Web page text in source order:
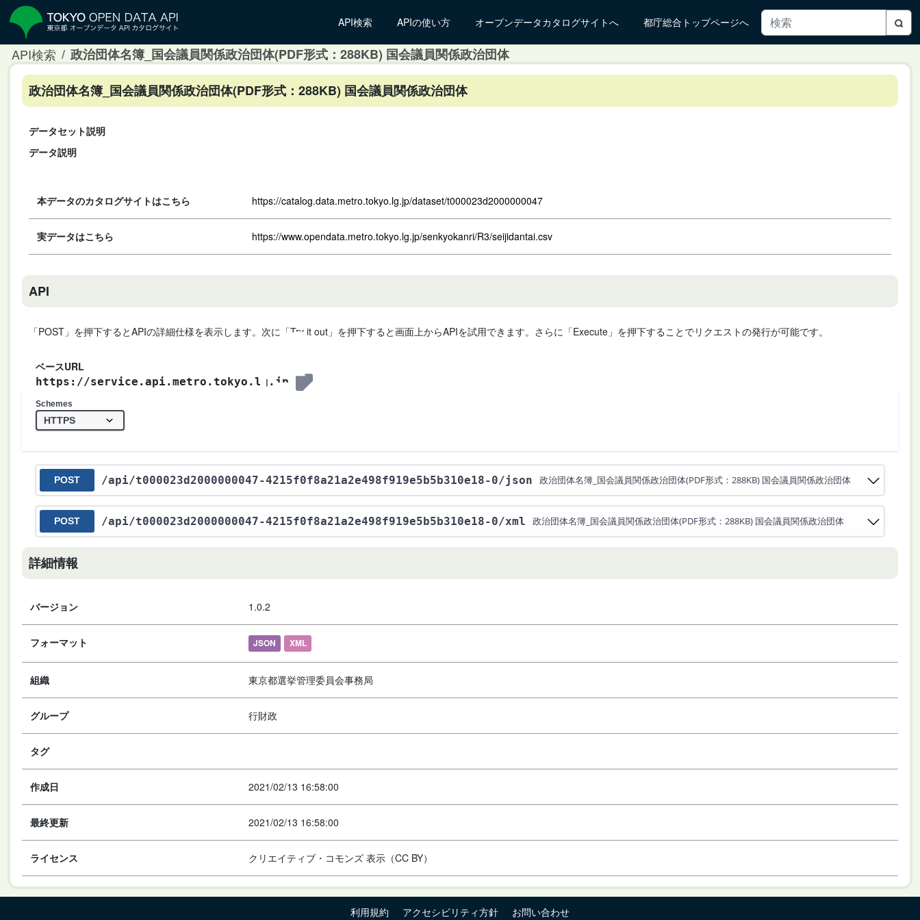
API検索 APIの使い方 オープンデータカタログサイトへ 都庁総合トップページへ
API検索 政治団体名簿_国会議員関係政治団体(PDF形式：288KB) 国会議員関係政治団体
政治団体名簿_国会議員関係政治団体(PDF形式：288KB) 国会議員関係政治団体
データセット説明
データ説明
本データのカタログサイトはこちら https://catalog.data.metro.tokyo.lg.jp/dataset/t000023d2000000047
実データはこちら https://www.opendata.metro.tokyo.lg.jp/senkyokanri/R3/seijidantai.csv
API
「POST」を押下するとAPIの詳細仕様を表示します。次に「Try it out」を押下すると画面上からAPIを試用できます。さらに「Execute」を押下することでリクエストの発行が可能です。
ベースURL
https://service.api.metro.tokyo.lg.jp
Schemes
POST /api/t000023d2000000047-4215f0f8a21a2e498f919e5b5b310e18-0/json 政治団体名簿_国会議員関係政治団体(PDF形式：288KB) 国会議員関係政治団体
POST /api/t000023d2000000047-4215f0f8a21a2e498f919e5b5b310e18-0/xml 政治団体名簿_国会議員関係政治団体(PDF形式：288KB) 国会議員関係政治団体
詳細情報
バージョン 1.0.2
フォーマット JSON XML
組織 東京都選挙管理委員会事務局
グループ 行財政
タグ
作成日 2021/02/13 16:58:00
最終更新 2021/02/13 16:58:00
ライセンス クリエイティブ・コモンズ 表示（CC BY）
利用規約 アクセシビリティ方針 お問い合わせ